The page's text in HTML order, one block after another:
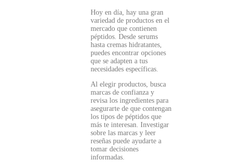
Hoy en día, hay una gran
variedad de productos en el
mercado que contienen
péptidos. Desde serums
hasta cremas hidratantes,
puedes encontrar opciones
que se adapten a tus
necesidades específicas.
Al elegir productos, busca
marcas de confianza y
revisa los ingredientes para
asegurarte de que contengan
los tipos de péptidos que
más te interesan. Investigar
sobre las marcas y leer
reseñas puede ayudarte a
tomar decisiones
informadas.